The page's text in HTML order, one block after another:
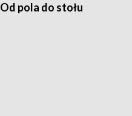
Od pola do stołu